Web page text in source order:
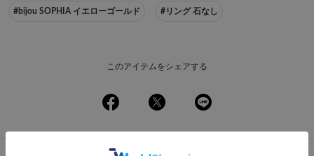
#bijou SOPHIA イエローゴールド #リング 石なし
このアイテムをシェアする